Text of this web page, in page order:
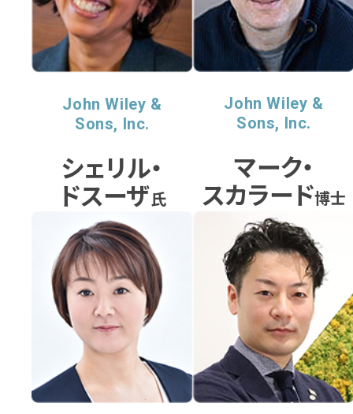
John Wiley &
Sons, Inc.
シェリル・
ドスーザ氏
John Wiley &
Sons, Inc.
マーク・
スカラード博士